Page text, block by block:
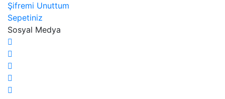
Şifremi Unuttum
Sepetiniz
Sosyal Medya